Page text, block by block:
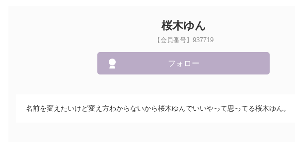
桜木ゆん
【会員番号】937719
フォロー
名前を変えたいけど変え方わからないから桜木ゆんでいいやって思ってる桜木ゆん。